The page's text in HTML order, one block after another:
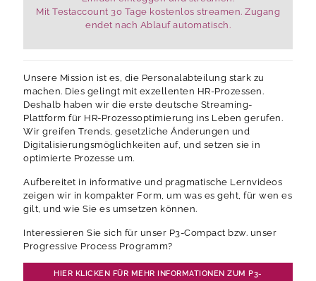
Mit Testaccount 30 Tage kostenlos streamen. Zugang
endet nach Ablauf automatisch.
Unsere Mission ist es, die Personalabteilung stark zu
machen. Dies gelingt mit exzellenten HR-Prozessen.
Deshalb haben wir die erste deutsche Streaming-
Plattform für HR-Prozessoptimierung ins Leben gerufen.
Wir greifen Trends, gesetzliche Änderungen und
Digitalisierungsmöglichkeiten auf, und setzen sie in
optimierte Prozesse um.
Aufbereitet in informative und pragmatische Lernvideos
zeigen wir in kompakter Form, um was es geht, für wen es
gilt, und wie Sie es umsetzen können.
Interessieren Sie sich für unser P3-Compact bzw. unser
Progressive Process Programm?
HIER KLICKEN FÜR MEHR INFORMATIONEN ZUM P3-